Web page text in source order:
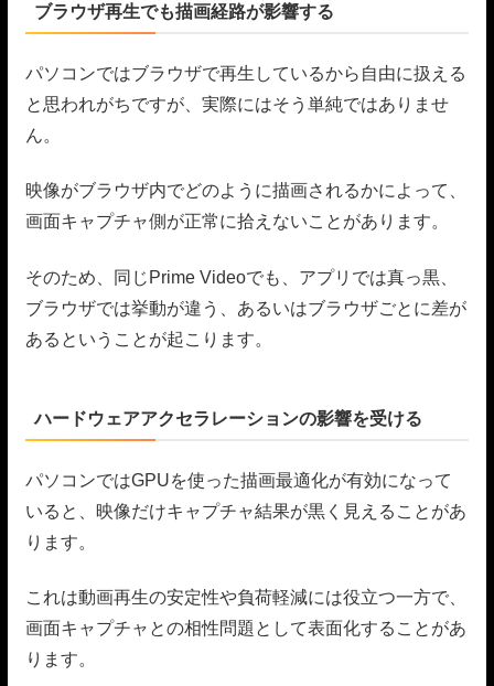
ブラウザ再生でも描画経路が影響する
パソコンではブラウザで再生しているから自由に扱える
と思われがちですが、実際にはそう単純ではありませ
ん。
映像がブラウザ内でどのように描画されるかによって、
画面キャプチャ側が正常に拾えないことがあります。
そのため、同じPrime Videoでも、アプリでは真っ黒、
ブラウザでは挙動が違う、あるいはブラウザごとに差が
あるということが起こります。
ハードウェアアクセラレーションの影響を受ける
パソコンではGPUを使った描画最適化が有効になって
いると、映像だけキャプチャ結果が黒く見えることがあ
ります。
これは動画再生の安定性や負荷軽減には役立つ一方で、
画面キャプチャとの相性問題として表面化することがあ
ります。